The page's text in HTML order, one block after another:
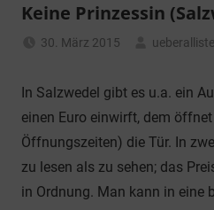
Keine Prinzessin
30. März 2015
In Salzwedel gibt es u.a. ein
einen Euro einwirft, dem
Öffnungszeiten) die Tür. In
zu lesen als zu sehen; das
in Ordnung. Man kann in eine